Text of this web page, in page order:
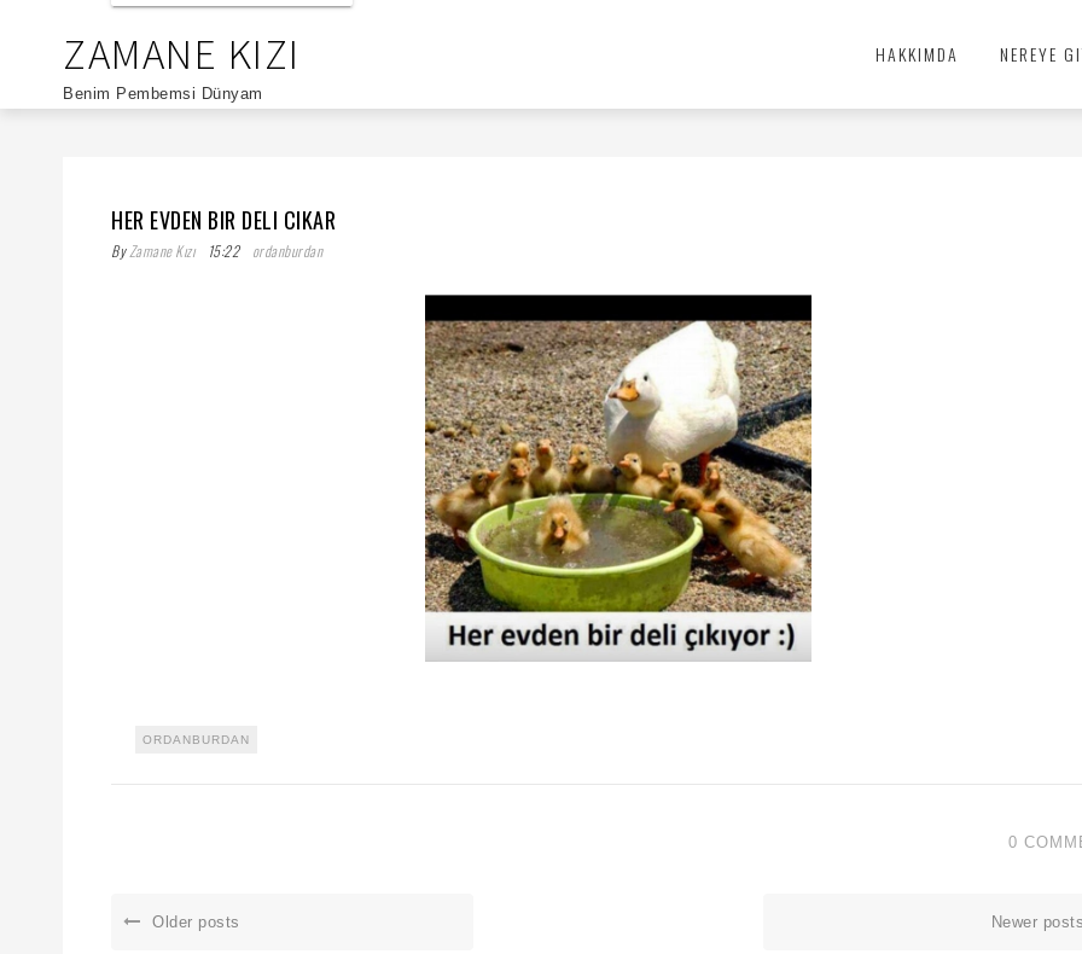
ZAMANE KIZI
Benim Pembemsi Dünyam
HAKKIMDA NEREYE
HER EVDEN BIR DELI CIKAR
ByZamane Kızı 15:22 ordanburdan
ORDANBURDAN
0
Older posts Newer